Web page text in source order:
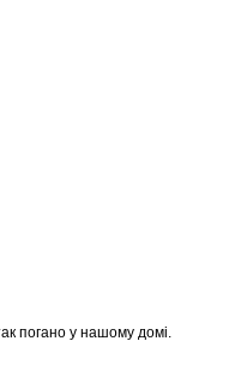
погано у нашому домі.